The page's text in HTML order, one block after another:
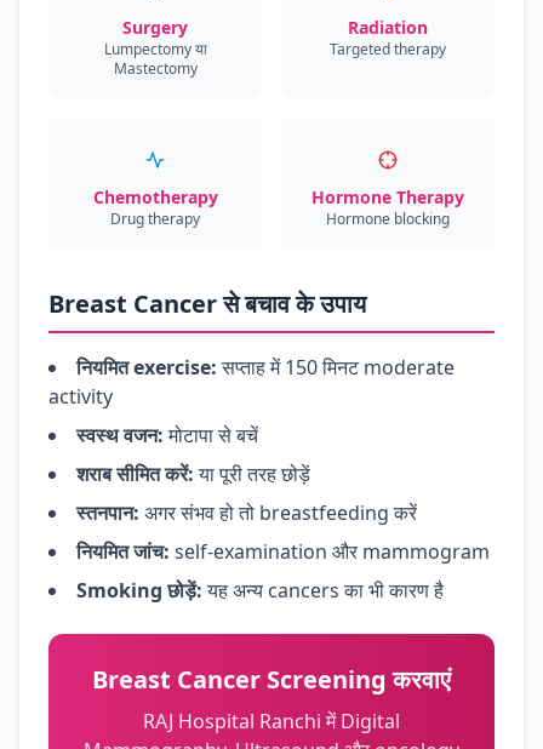
Surgery
Lumpectomy या
Mastectomy
Radiation
Targeted therapy
Chemotherapy
Drug therapy
Hormone Therapy
Hormone blocking
Breast Cancer से बचाव के उपाय
नियमित exercise:सप्ताह में 150 मिनट moderate
activity
स्वस्थ वजन:मोटापा से बचें
शराब सीमित करें:या पूरी तरह छोड़ें
स्तनपान: अगर संभव हो तो breastfeeding करें
नियमित जांच: self-examination और mammogram
Smoking छोड़ें:यह अन्य cancers का भी कारण है
Breast Cancer Screening करवाएं
RAJ Hospital Ranchi में Digital